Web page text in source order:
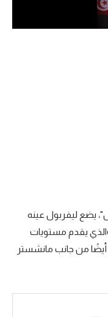
يضع ليفربول عينه
والذي يقدم مستويات
من جانب مانشستر